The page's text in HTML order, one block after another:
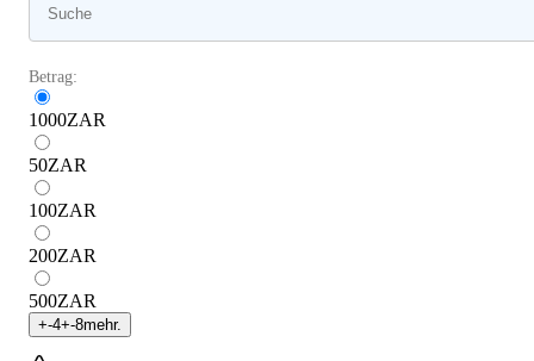
Betrag:
1000ZAR
50ZAR
100ZAR
200ZAR
500ZAR
+-4+-8mehr.